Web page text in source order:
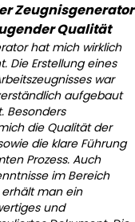
Zeugnisgenerator
Qualität
hat mich wirklich
Die Erstellung eines
war
aufgebaut
Besonders
die Qualität der
die klare Führung
Prozess. Auch
im Bereich
man ein
und